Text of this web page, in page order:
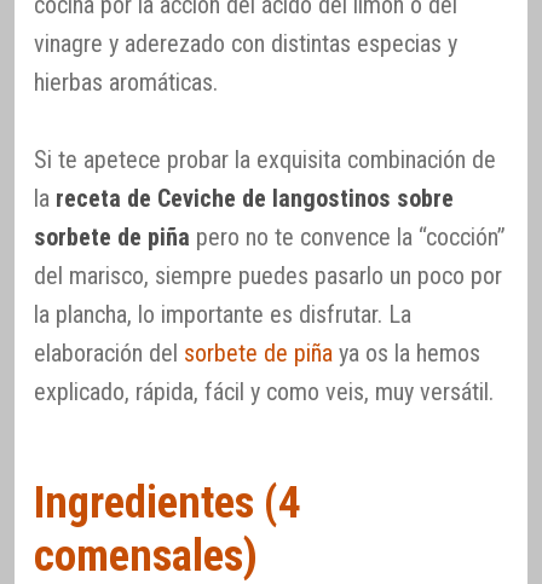
vinagre y aderezado con distintas especias y
hierbas aromáticas.
Si te apetece probar la exquisita combinación de
la receta de Ceviche de langostinos sobre
sorbete de piña pero no te convence la “cocción”
del marisco, siempre puedes pasarlo un poco por
la plancha, lo importante es disfrutar. La
elaboración del sorbete de piña ya os la hemos
explicado, rápida, fácil y como veis, muy versátil.
Ingredientes (4
comensales)